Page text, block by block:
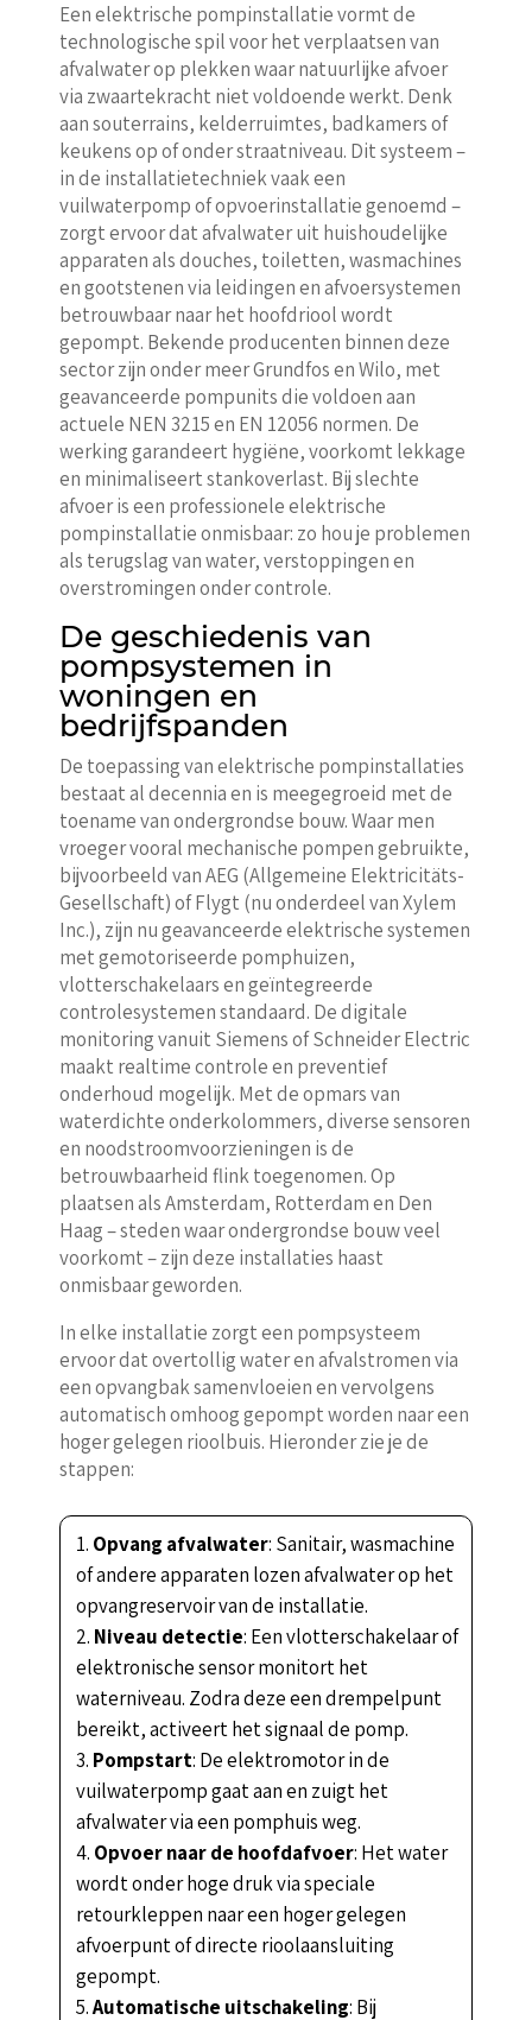
Een elektrische pompinstallatie vormt de
technologische spil voor het verplaatsen van
afvalwater op plekken waar natuurlijke afvoer
via zwaartekracht niet voldoende werkt. Denk
aan souterrains, kelderruimtes, badkamers of
keukens op of onder straatniveau. Dit systeem –
in de installatietechniek vaak een
vuilwaterpomp of opvoerinstallatie genoemd –
zorgt ervoor dat afvalwater uit huishoudelijke
apparaten als douches, toiletten, wasmachines
en gootstenen via leidingen en afvoersystemen
betrouwbaar naar het hoofdriool wordt
gepompt. Bekende producenten binnen deze
sector zijn onder meer Grundfos en Wilo, met
geavanceerde pompunits die voldoen aan
actuele NEN 3215 en EN 12056 normen. De
werking garandeert hygiëne, voorkomt lekkage
en minimaliseert stankoverlast. Bij slechte
afvoer is een professionele elektrische
pompinstallatie onmisbaar: zo hou je problemen
als terugslag van water, verstoppingen en
overstromingen onder controle.
De geschiedenis van
pompsystemen in
woningen en
bedrijfspanden
De toepassing van elektrische pompinstallaties
bestaat al decennia en is meegegroeid met de
toename van ondergrondse bouw. Waar men
vroeger vooral mechanische pompen gebruikte,
bijvoorbeeld van AEG (Allgemeine Elektricitäts-
Gesellschaft) of Flygt (nu onderdeel van Xylem
Inc.), zijn nu geavanceerde elektrische systemen
met gemotoriseerde pomphuizen,
vlotterschakelaars en geïntegreerde
controlesystemen standaard. De digitale
monitoring vanuit Siemens of Schneider Electric
maakt realtime controle en preventief
onderhoud mogelijk. Met de opmars van
waterdichte onderkolommers, diverse sensoren
en noodstroomvoorzieningen is de
betrouwbaarheid flink toegenomen. Op
plaatsen als Amsterdam, Rotterdam en Den
Haag – steden waar ondergrondse bouw veel
voorkomt – zijn deze installaties haast
onmisbaar geworden.
In elke installatie zorgt een pompsysteem
ervoor dat overtollig water en afvalstromen via
een opvangbak samenvloeien en vervolgens
automatisch omhoog gepompt worden naar een
hoger gelegen rioolbuis. Hieronder zie je de
stappen:
Opvang afvalwater: Sanitair, wasmachine
of andere apparaten lozen afvalwater op het
opvangreservoir van de installatie.
Niveau detectie: Een vlotterschakelaar of
elektronische sensor monitort het
waterniveau. Zodra deze een drempelpunt
bereikt, activeert het signaal de pomp.
Pompstart: De elektromotor in de
vuilwaterpomp gaat aan en zuigt het
afvalwater via een pomphuis weg.
Opvoer naar de hoofdafvoer: Het water
wordt onder hoge druk via speciale
retourkleppen naar een hoger gelegen
afvoerpunt of directe rioolaansluiting
gepompt.
Automatische uitschakeling: Bij